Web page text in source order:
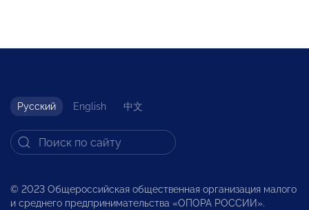
Русский English 中文
© 2023 Общероссийская общественная организация малого
и среднего предпринимательства «ОПОРА РОССИИ».